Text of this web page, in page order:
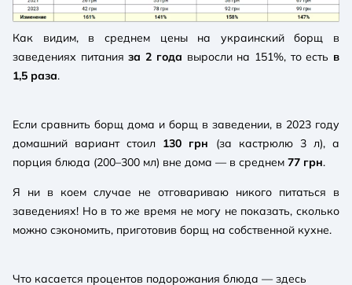
Как видим, в среднем цены на украинский борщ в
заведениях питанияза 2 года выросли на 151%, то есть в
1,5 раза.
Если сравнить борщ дома и борщ в заведении, в 2023 году
домашний вариант стоил 130 грн (за кастрюлю 3 л), а
порция блюда (200–300 мл) вне дома — в среднем 77 грн.
Я ни в коем случае не отговариваю никого питаться в
заведениях! Но в то же время не могу не показать, сколько
можно сэкономить, приготовив борщ на собственной кухне.
Что касается процентов подорожания блюда — здесь